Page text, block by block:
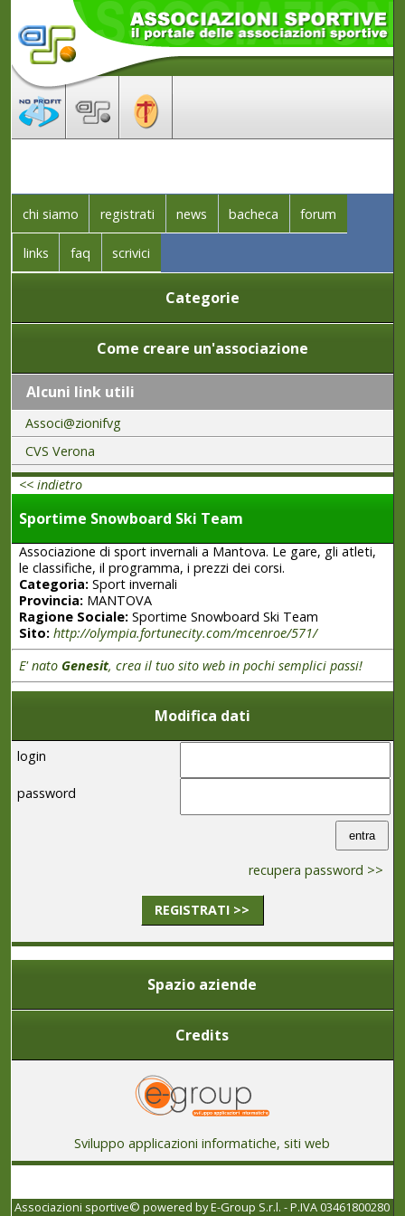
chi siamo registrati news bacheca forum
links faq scrivici
Categorie
Come creare un'associazione
Alcuni link utili
Associ@zionifvg
CVS Verona
<< indietro
Sportime Snowboard Ski Team
Associazione di sport invernali a Mantova. Le gare, gli atleti,
le classifiche, il programma, i prezzi dei corsi.
Categoria:Sport invernali
Provincia:MANTOVA
Ragione Sociale:Sportime Snowboard Ski Team
Sito: http://olympia.fortunecity.com/mcenroe/571/
E' nato Genesit, crea il tuo sito web in pochi semplici passi!
Modifica dati
login
password
recupera password >>
REGISTRATI >>
Spazio aziende
Credits
Sviluppo applicazioni informatiche, siti web
Associazioni sportive© powered byE-Group S.r.l. - P.IVA 03461800280